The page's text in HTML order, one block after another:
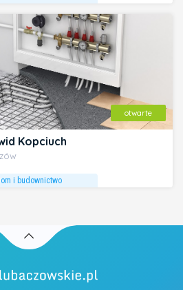
otwarte
Kopciuch
i budownictwo